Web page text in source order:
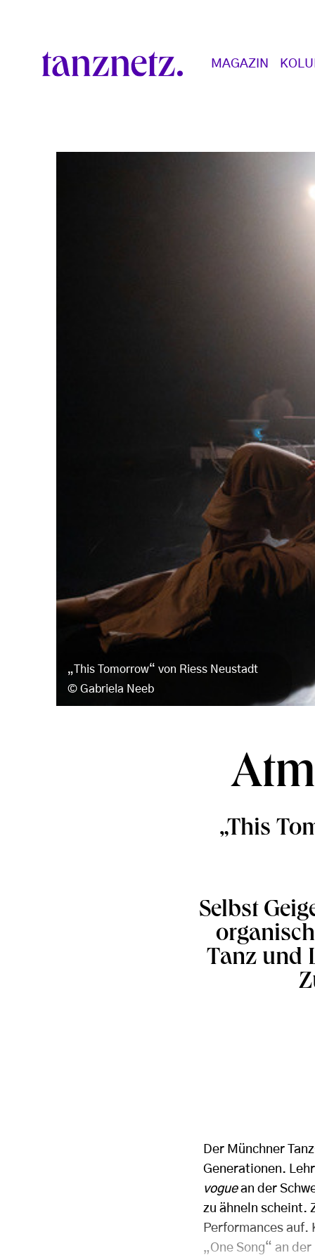
Main navigation
MAGAZIN
„This Tomorrow“ von Riess Neustadt
Gabriela Neeb
„This
Selbst
Tanz und
Der Münchner
Generationen.
voguean der
zu ähneln scheint.
Performances
„One Song“ an